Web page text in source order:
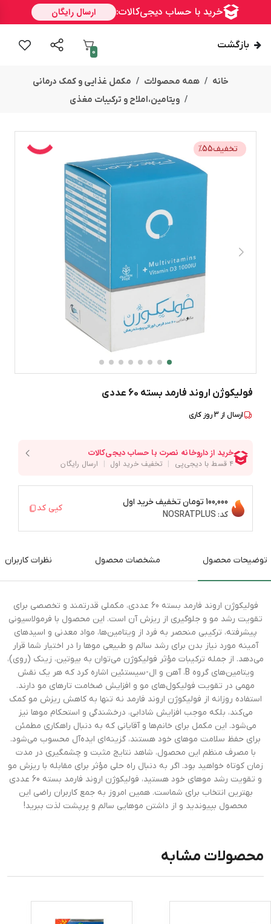
بازگشت
0
خانه همه محصولات
مکمل غذایی و کمک درمانی
ویتامین،املاح و ترکیبات مغذی
تخفیف %55
فولیکوژن اروند فارمد بسته 60 عددی
ارسال از 3روز کاری
100,000 تومان
تخفیف خرید اول
کد: NOSRATPLUS
کپی کد
توضیحات محصول مشخصات محصول نظرات کاربران
فولیکوژن اروند فارمد بسته 60 عددی، مکملی قدرتمند و تخصصی برای
تقویت رشد مو و جلوگیری از ریزش آن است. این محصول با فرمولاسیونی
پیشرفته، ترکیبی منحصر به فرد از ویتامین‌ها، مواد معدنی و اسیدهای
آمینه مورد نیاز بدن برای رشد سالم و طبیعی موها را در اختیار شما قرار
می‌دهد. از جمله ترکیبات مؤثر فولیکوژن می‌توان به بیوتین، زینک (روی)،
ویتامین‌های گروه B، آهن و ال-سیستئین اشاره کرد که هر یک نقش
مهمی در تقویت فولیکول‌های مو و افزایش ضخامت تارهای مو دارند.
استفاده روزانه از فولیکوژن اروند فارمد نه تنها به کاهش ریزش مو کمک
می‌کند، بلکه موجب افزایش شادابی، درخشندگی و استحکام موها نیز
می‌شود. این مکمل برای خانم‌ها و آقایانی که به دنبال راهکاری مطمئن
برای حفظ سلامت موهای خود هستند، گزینه‌ای ایده‌آل محسوب می‌شود.
با مصرف منظم این محصول، شاهد نتایج مثبت و چشمگیری در مدت
زمان کوتاه خواهید بود. اگر به دنبال راه حلی مؤثر برای مقابله با ریزش مو
و تقویت رشد موهای خود هستید، فولیکوژن اروند فارمد بسته 60 عددی
بهترین انتخاب برای شماست. همین امروز به جمع کاربران راضی این
محصول بپیوندید و از داشتن موهایی سالم و پرپشت لذت ببرید!
محصولات مشابه